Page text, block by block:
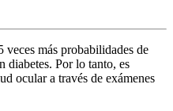
veces más probabilidades de
diabetes. Por lo tanto, es
ocular a través de exámenes